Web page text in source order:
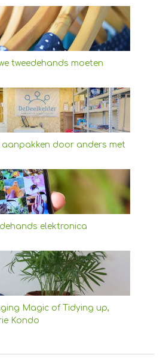
tweedehands moeten
door anders met
elektronica
Magic of Tidying up,
Kondo